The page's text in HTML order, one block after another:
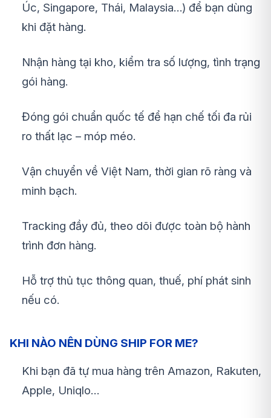
Úc, Singapore, Thái, Malaysia…) để bạn dùng
khi đặt hàng.
Nhận hàng tại kho, kiểm tra số lượng, tình trạng
gói hàng.
Đóng gói chuẩn quốc tế để hạn chế tối đa rủi
ro thất lạc – móp méo.
Vận chuyển về Việt Nam, thời gian rõ ràng và
minh bạch.
Tracking đầy đủ, theo dõi được toàn bộ hành
trình đơn hàng.
Hỗ trợ thủ tục thông quan, thuế, phí phát sinh
nếu có.
KHI NÀO NÊN DÙNG SHIP FOR ME?
Khi bạn đã tự mua hàng trên Amazon, Rakuten,
Apple, Uniqlo…